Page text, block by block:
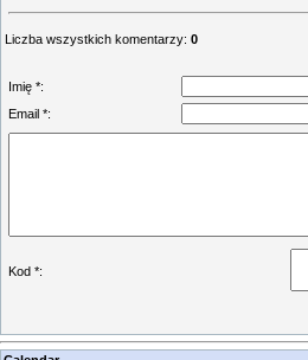
Liczba wszystkich komentarzy: 0
Imię *:
Email *:
Kod *: